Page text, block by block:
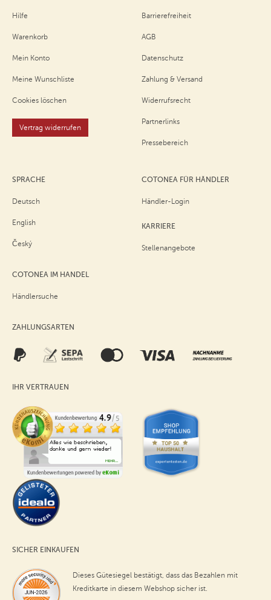
Hilfe
Warenkorb
Mein Konto
Meine Wunschliste
Cookies löschen
Vertrag widerrufen
Barrierefreiheit
AGB
Datenschutz
Zahlung & Versand
Widerrufsrecht
Partnerlinks
Pressebereich
SPRACHE
Deutsch
English
Český
COTONEA IM HANDEL
Händlersuche
COTONEA FÜR HÄNDLER
Händler-Login
KARRIERE
Stellenangebote
ZAHLUNGSARTEN
IHR VERTRAUEN
SICHER EINKAUFEN
Dieses Gütesiegel bestätigt, dass das Bezahlen mit
Kreditkarte in diesem Webshop sicher ist.